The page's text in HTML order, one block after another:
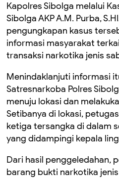
Kapolres Sibolga melalui
Sibolga AKP A.M. Purba,
pengungkapan kasus
informasi masyarakat
transaksi narkotika jenis
Menindaklanjuti informasi
Satresnarkoba Polres
menuju lokasi dan
Setibanya di lokasi,
ketiga tersangka di dalam
yang didampingi kepala
Dari hasil penggeledahan,
barang bukti narkotika